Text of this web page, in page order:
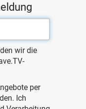
wir die
per
Ich